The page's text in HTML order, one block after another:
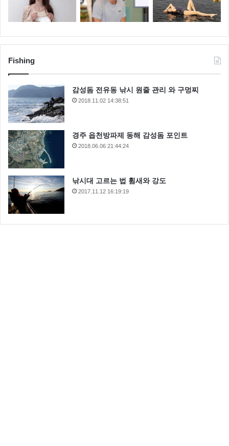
Fishing
감성돔 전유동 낚시 원줄 관리 와 구멍찌
2018.11.02 14:38:51
경주 읍천방파제 동해 감성돔 포인트
2018.06.06 21:44:24
낚시대 고르는 법 휨새와 강도
2017.11.12 16:19:19